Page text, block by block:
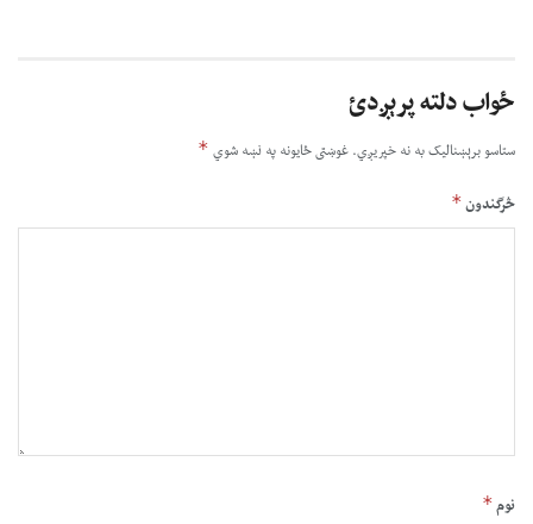
ځواب دلته پرېږدئ
ستاسو برېښناليک به نه خپريږي.غوښتى ځایونه په نښه شوي *
څرگندون*
نوم*